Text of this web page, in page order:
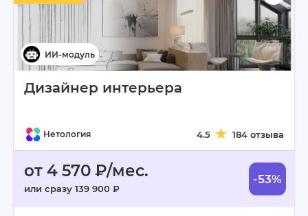
Дизайнер интерьера
Нетология 4.5 184 отзыва
от 4 570 ₽/мес.
или сразу 139 900 ₽
-53%